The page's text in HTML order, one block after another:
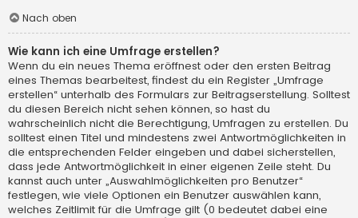
Nach oben
Wie kann ich eine Umfrage erstellen?
Wenn du ein neues Thema eröffnest oder den ersten Beitrag
eines Themas bearbeitest, findest du ein Register „Umfrage
erstellen“ unterhalb des Formulars zur Beitragserstellung. Solltest
du diesen Bereich nicht sehen können, so hast du
wahrscheinlich nicht die Berechtigung, Umfragen zu erstellen. Du
solltest einen Titel und mindestens zwei Antwortmöglichkeiten in
die entsprechenden Felder eingeben und dabei sicherstellen,
dass jede Antwortmöglichkeit in einer eigenen Zeile steht. Du
kannst auch unter „Auswahlmöglichkeiten pro Benutzer“
festlegen, wie viele Optionen ein Benutzer auswählen kann,
welches Zeitlimit für die Umfrage gilt (0 bedeutet dabei eine